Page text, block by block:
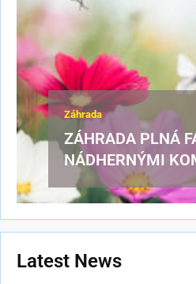
Záhrada
ZÁHRADA PLNÁ
NÁDHERNÝMI
Latest News